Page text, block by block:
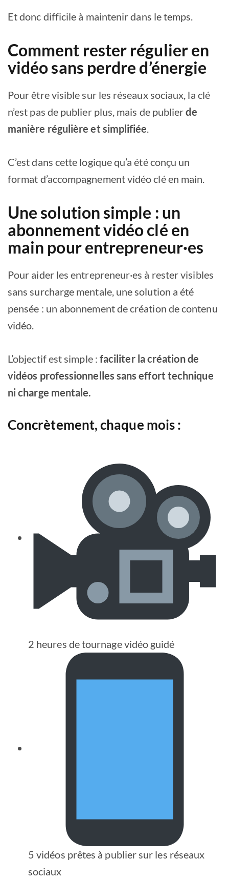
Et donc difficile à maintenir dans le temps.
Comment rester régulier en
vidéo sans perdre d’énergie
Pour être visible sur les réseaux sociaux, la clé
n’est pas de publier plus, mais de publierde
manière régulière et simplifiée.
C’est dans cette logique qu’a été conçu un
format d’accompagnement vidéo clé en main.
Une solution simple : un
abonnement vidéo clé en
main pour entrepreneur·es
Pour aider les entrepreneur·es à rester visibles
sans surcharge mentale, une solution a été
pensée : un abonnement de création de contenu
vidéo.
L’objectif est simple : faciliter la création de
vidéos professionnelles sans effort technique
ni charge mentale.
Concrètement, chaque mois :
2 heures de tournage vidéo guidé
5 vidéos prêtes à publier sur les réseaux
sociaux